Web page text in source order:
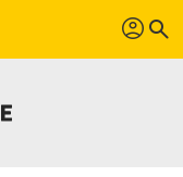
profil search